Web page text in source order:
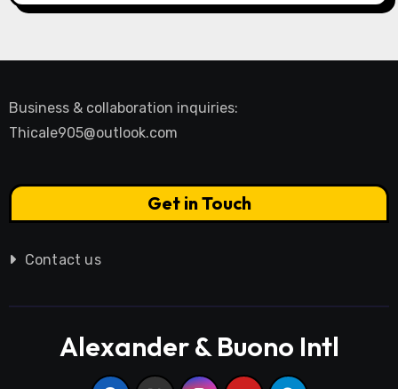
Business & collaboration inquiries:
Thicale905@outlook.com
Get in Touch
Contact us
Alexander & Buono Intl